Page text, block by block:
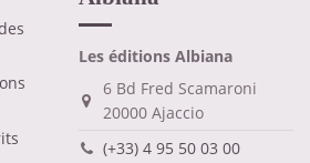
Les éditions Albiana
6 Bd Fred Scamaroni
20000 Ajaccio
(+33) 4 95 50 03 00